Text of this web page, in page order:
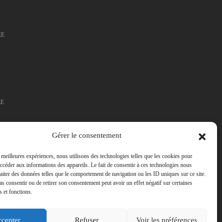
Gérer le consentement
expériences, nous utilisons des technologies telles que les cookies pour
aux informations des appareils. Le fait de consentir à ces technologies nous
des données telles que le comportement de navigation ou les ID uniques sur ce site.
consentir ou de retirer son consentement peut avoir un effet négatif sur certaines
et fonctions.
Refuser Voir les préférences